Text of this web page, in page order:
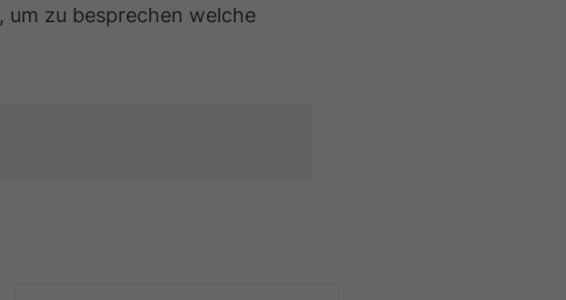
, um zu besprechen welche